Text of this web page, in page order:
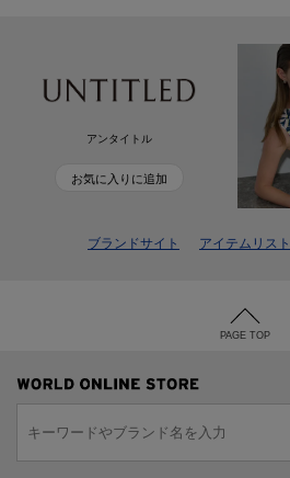
アンタイトル
お気に入りに追加
ブランドサイト アイテムリスト
PAGE TOP